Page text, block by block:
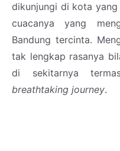
dikunjungi di kota
cuacanya yang
Bandung tercinta.
tak lengkap rasanya
di sekitarnya
breathtaking journey.